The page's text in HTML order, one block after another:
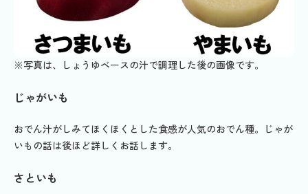
※写真は、しょうゆベースの汁で調理した後の画像です。
じゃがいも
おでん汁がしみてほくほくとした食感が人気のおでん種。じゃが
いもの話は後ほど詳しくお話します。
さといも